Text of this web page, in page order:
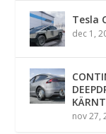
Tesla
dec 1,
nov 27,